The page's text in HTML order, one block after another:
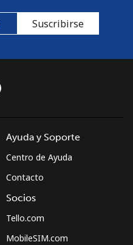
Suscribirse
Ayuda y Soporte
Centro de Ayuda
Contacto
Socios
Tello.com
MobileSIM.com